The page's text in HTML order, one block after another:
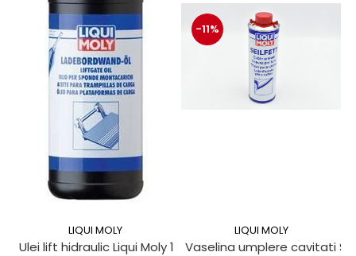
LIQUI MOLY
Ulei lift hidraulic Liqui Moly 1 litru
-11%
LIQUI MOLY
Vaselina umplere cavitati